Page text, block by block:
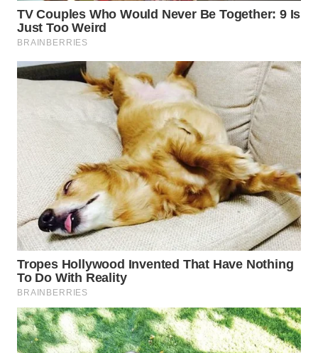
WAHANANEWS
CO ID
WAHANANEWS
WAHANA
SPORT
WAHANA
UMKM
WAHANA
SELEB
WAHANA
WAHANA